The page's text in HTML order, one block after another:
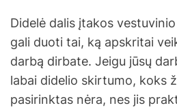
Didelė dalis įtakos
gali duoti tai, ką apskritai
darbą dirbate. Jeigu jūsų
labai didelio skirtumo, koks
pasirinktas nėra, nes jis